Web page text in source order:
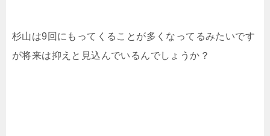
杉山は9回にもってくることが多くなってるみたいです
が将来は抑えと見込んでいるんでしょうか？